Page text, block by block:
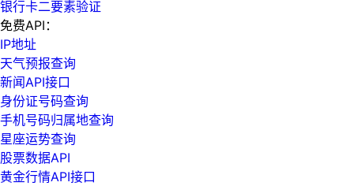
银行卡二要素验证
免费API：
IP地址
天气预报查询
新闻API接口
身份证号码查询
手机号码归属地查询
星座运势查询
股票数据API
黄金行情API接口